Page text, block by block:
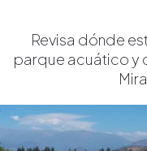
Revisa dónde
parque acuático y